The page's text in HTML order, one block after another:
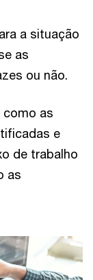
a situação
as
ou não.
como as
e
de trabalho
as